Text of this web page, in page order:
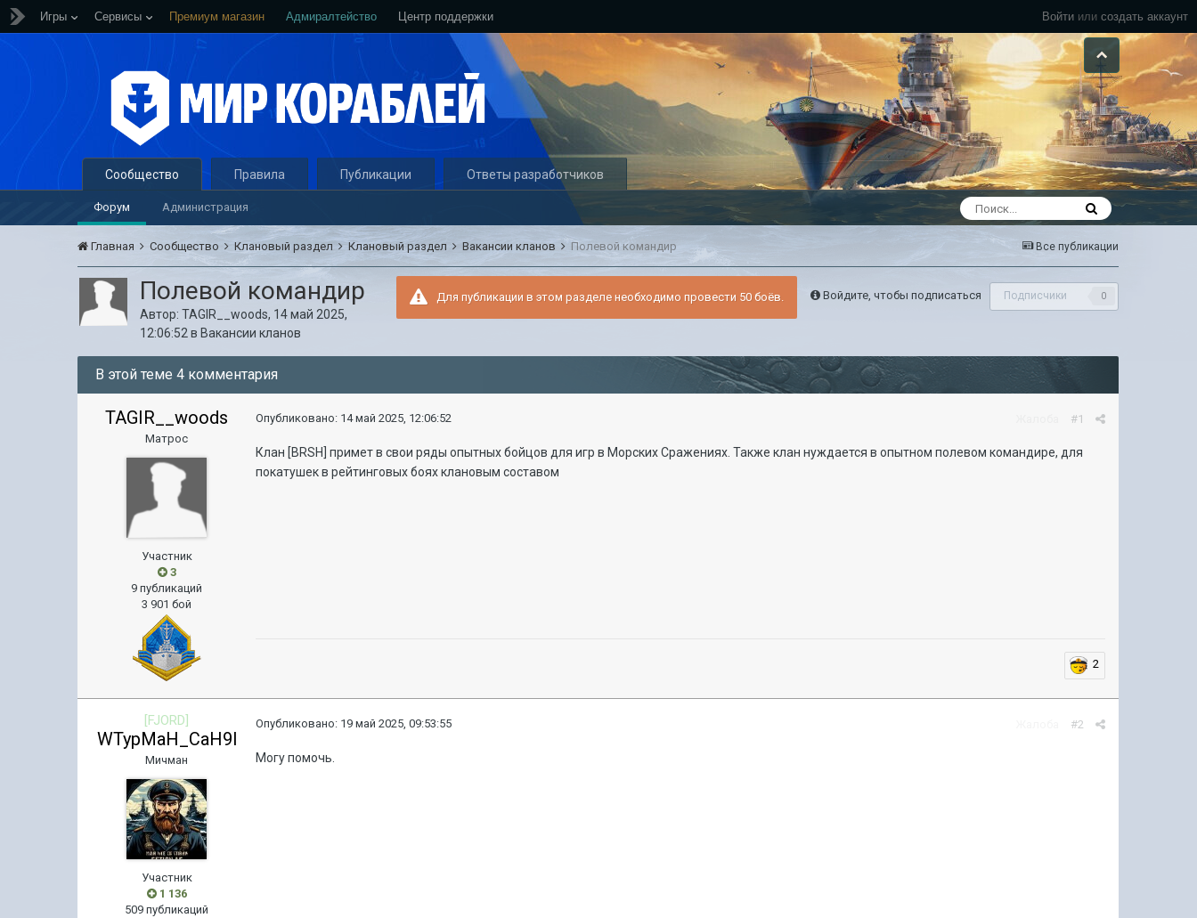
Войти или создать аккаунт
Игры Сервисы Премиум магазин Адмиралтейство Центр поддержки
Сообщество
Форум Администрация
Правила Публикации Ответы разработчиков
Все публикации
Главная Сообщество Клановый раздел Клановый раздел Вакансии кланов Полевой командир
Войдите, чтобы подписаться Подписчики 0
Для публикации в этом разделе необходимо провести 50 боёв.
Полевой командир
Автор:TAGIR__woods, 14 май 2025,
12:06:52 в Вакансии кланов
В этой теме 4 комментария
TAGIR__woods
Матрос
Участник
3
9 публикаций
3 901 бой
#1
Опубликовано: 14 май 2025, 12:06:52
Клан [BRSH] примет в свои ряды опытных бойцов для игр в Морских Сражениях. Также клан нуждается в опытном полевом командире, для
покатушек в рейтинговых боях клановым составом
2
[FJORD]
WTypMaH_CaH9l
Мичман
Участник
1 136
509 публикаций
#2
Опубликовано: 19 май 2025, 09:53:55
Могу помочь.